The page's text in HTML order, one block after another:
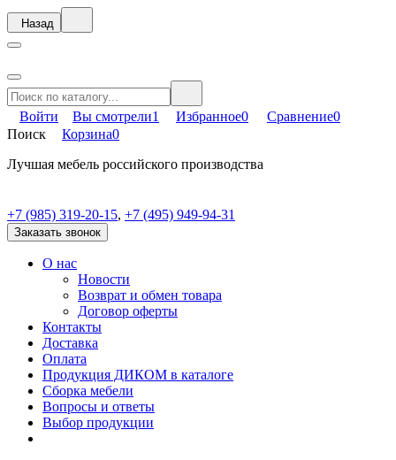
Назад
Войти Вы смотрели1 Избранное0 Сравнение0
Поиск
Корзина0
Лучшая мебель российского производства
+7 (985) 319-20-15, +7 (495) 949-94-31
Заказать звонок
О нас
Новости
Возврат и обмен товара
Договор оферты
Контакты
Доставка
Оплата
Продукция ДИКОМ в каталоге
Сборка мебели
Вопросы и ответы
Выбор продукции